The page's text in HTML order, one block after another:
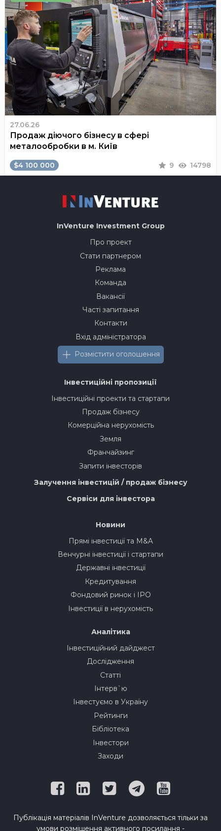
27.06.26
Продаж діючого бізнесу в сфері
металообробки в м. Київ
$4 100 000 9 14798
InVenture Investment Group
Про проект
Стати партнером
Реклама
Команда
Вакансії
Часті запитання
Контакти
Вхід адміністратора
Розмістити оголошення
Інвестиційні пропозиції
Інвестиційні проекти та стартапи
Продаж бізнесу
Комерційна нерухомість
Земля
Франчайзинг
Запити інвесторів
Залучення інвестицій / продаж бізнесу
Сервіси для інвестора
Новини
Прямі інвестиції та M&A
Венчурні інвестиції і стартапи
Державні інвестиції
Кредитування
Фондовий ринок і IPO
Інвестиції в нерухомість
Аналітика
Інвестиційний дайджест
Дослідження
Статті
Інтерв`ю
Інвестуємо в Україну
Рейтинги
Бібліотека
Інвестори
Заходи
Публікація матеріалів InVenture дозволяється тільки за
умови розміщення активного посилання -